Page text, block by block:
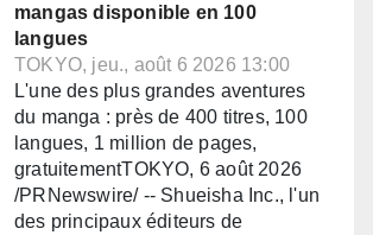
mangas disponible en 100
langues
TOKYO, jeu., août 6 2026 13:00
L'une des plus grandes aventures
du manga : près de 400 titres, 100
langues, 1 million de pages,
gratuitementTOKYO, 6 août 2026
/PRNewswire/ -- Shueisha Inc., l'un
des principaux éditeurs de